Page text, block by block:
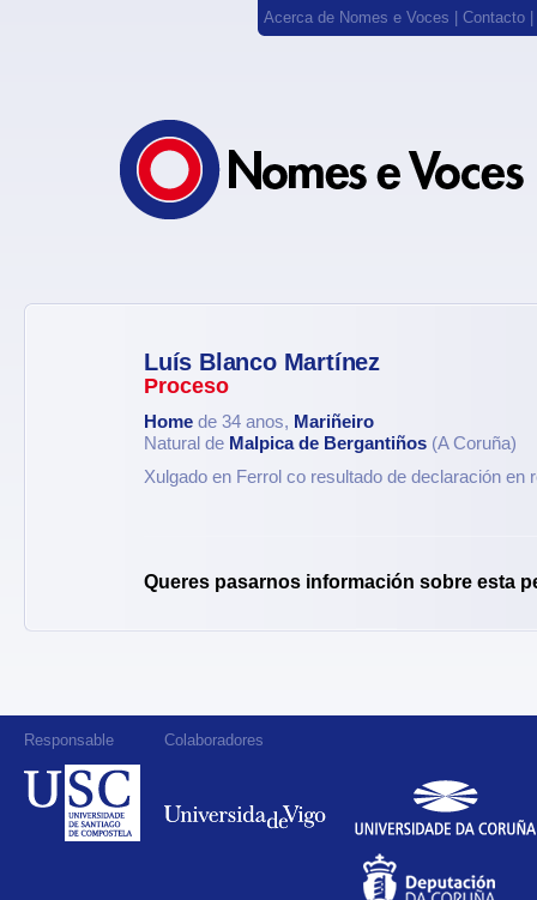
Acerca de Nomes e Voces Contacto
Luís Blanco Martínez
Proceso
Home de 34 anos, Mariñeiro
Natural de Malpica de Bergantiños (A Coruña)
Xulgado en Ferrol co resultado de declaración en
Queres pasarnos información sobre esta
Responsable Colaboradores